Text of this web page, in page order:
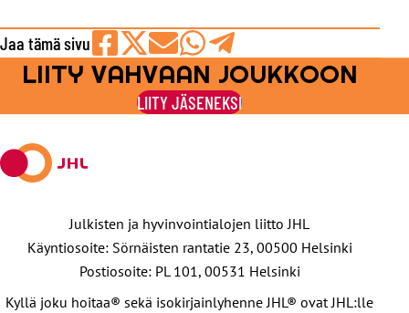
Jaa tämä sivu
Jaa
Facebookissa
Jaa
viestipalvelu
X:ssä
Jaa
sähköpostilla
Jaa
WhatsAppilla
Jaa
Telegramilla
LIITY VAHVAAN JOUKKOON
LIITY JÄSENEKSI
Julkisten ja hyvinvointialojen liitto JHL
Käyntiosoite: Sörnäisten rantatie 23, 00500 Helsinki
Postiosoite: PL 101, 00531 Helsinki
Kyllä joku hoitaa® sekä isokirjainlyhenne JHL® ovat JHL:lle